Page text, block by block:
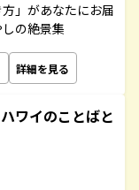
」があなたにお届
の絶景集
詳細を見る
ワイのことばと